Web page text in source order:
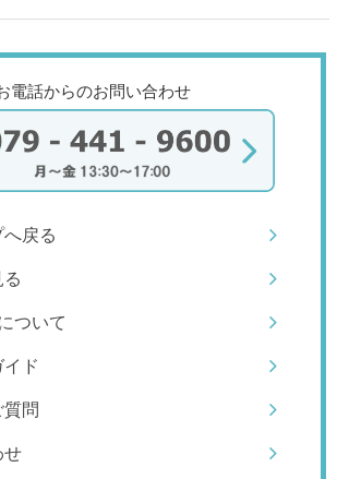
電話からのお問い合わせ
戻る
ついて
ド
問
せ